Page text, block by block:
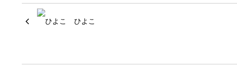
ひよこ